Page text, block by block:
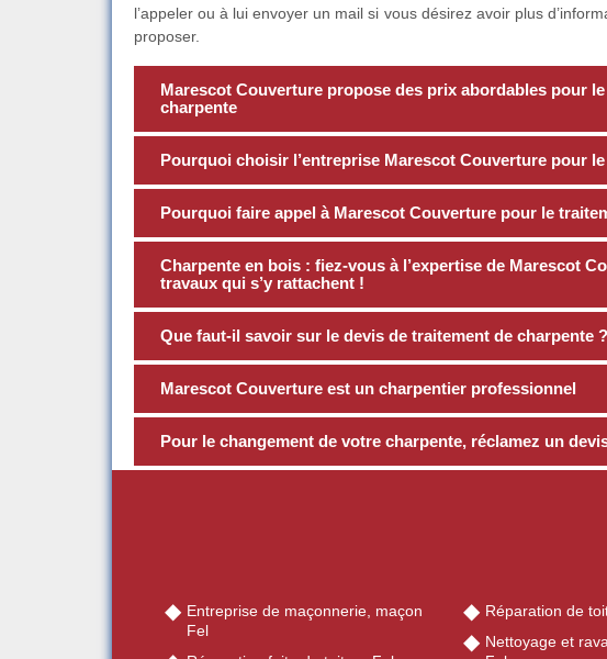
l’appeler ou à lui envoyer un mail si vous désirez avoir plus
proposer.
Marescot Couverture propose des prix abordables pour
charpente
Pourquoi choisir l’entreprise Marescot Couverture pour
Pourquoi faire appel à Marescot Couverture pour le
Charpente en bois : fiez-vous à l’expertise de Marescot
travaux qui s’y rattachent !
Que faut-il savoir sur le devis de traitement de charpente ?
Marescot Couverture est un charpentier professionnel
Pour le changement de votre charpente, réclamez un
Entreprise de maçonnerie, maçon
Fel
Réparation de
Nettoyage et